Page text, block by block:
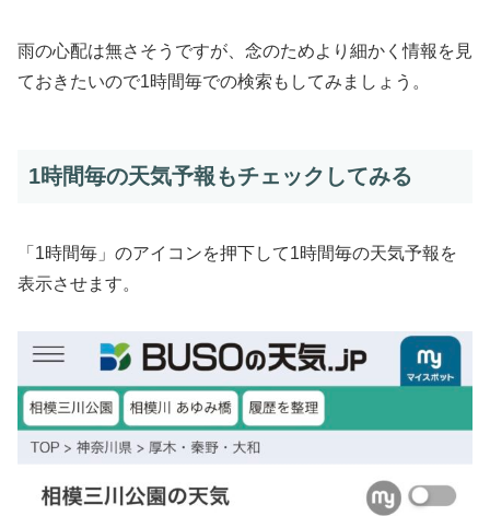
雨の心配は無さそうですが、念のためより細かく情報を見
ておきたいので1時間毎での検索もしてみましょう。
1時間毎の天気予報もチェックしてみる
「1時間毎」のアイコンを押下して1時間毎の天気予報を
表示させます。